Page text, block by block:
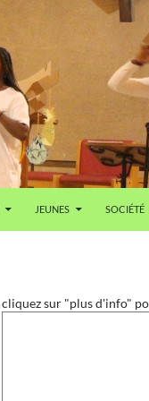
JEUNES SOCIÉTÉ
cliquez sur "plus d'info"